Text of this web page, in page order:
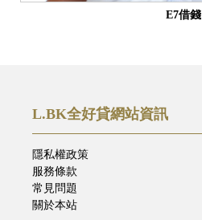
E7借錢
L.BK全好貸網站資訊
隱私權政策
服務條款
常見問題
關於本站